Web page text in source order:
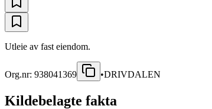
Utleie av fast eiendom.
Org.nr: 938041369 •DRIVDALEN
Kildebelagte fakta